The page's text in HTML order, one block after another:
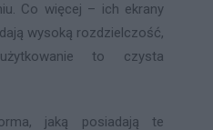
Co więcej – ich ekrany
wysoką rozdzielczość,
to czysta
jaką posiadają te